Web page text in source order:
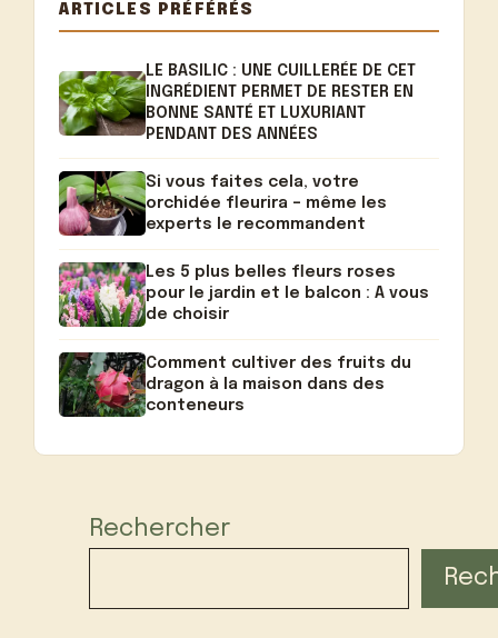
ARTICLES PRÉFÉRÉS
LE BASILIC : UNE CUILLERÉE DE CET
INGRÉDIENT PERMET DE RESTER EN
BONNE SANTÉ ET LUXURIANT
PENDANT DES ANNÉES
Si vous faites cela, votre
orchidée fleurira – même les
experts le recommandent
Les 5 plus belles fleurs roses
pour le jardin et le balcon : A vous
de choisir
Comment cultiver des fruits du
dragon à la maison dans des
conteneurs
Rechercher